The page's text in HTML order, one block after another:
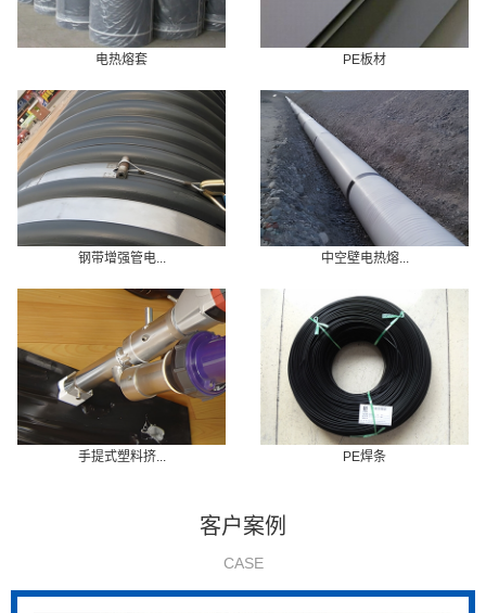
电热熔套 PE板材
钢带增强管电... 中空壁电热熔...
手提式塑料挤... PE焊条
客户案例
CASE